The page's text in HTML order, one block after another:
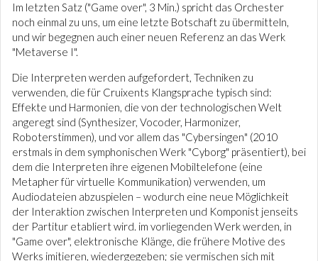
Im letzten Satz ("Game over", 3 Min.) spricht das Orchester
noch einmal zu uns, um eine letzte Botschaft zu übermitteln,
und wir begegnen auch einer neuen Referenz an das Werk
"Metaverse I".
Die Interpreten werden aufgefordert, Techniken zu
verwenden, die für Cruixents Klangsprache typisch sind:
Effekte und Harmonien, die von der technologischen Welt
angeregt sind (Synthesizer, Vocoder, Harmonizer,
Roboterstimmen), und vor allem das "Cybersingen" (2010
erstmals in dem symphonischen Werk "Cyborg" präsentiert), bei
dem die Interpreten ihre eigenen Mobiltelefone (eine
Metapher für virtuelle Kommunikation) verwenden, um
Audiodateien abzuspielen – wodurch eine neue Möglichkeit
der Interaktion zwischen Interpreten und Komponist jenseits
der Partitur etabliert wird. im vorliegenden Werk werden, in
"Game over", elektronische Klänge, die frühere Motive des
Werks imitieren, wiedergegeben; sie vermischen sich mit